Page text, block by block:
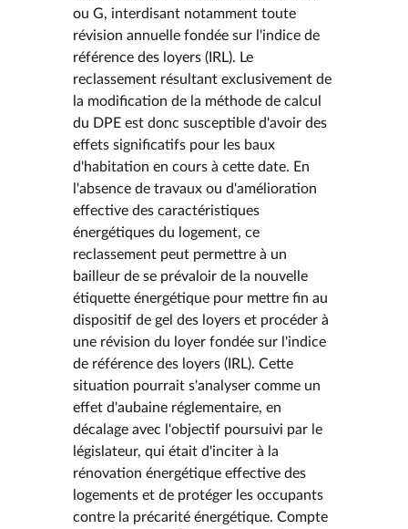
ou G, interdisant notamment toute
révision annuelle fondée sur l'indice de
référence des loyers (IRL). Le
reclassement résultant exclusivement de
la modification de la méthode de calcul
du DPE est donc susceptible d'avoir des
effets significatifs pour les baux
d'habitation en cours à cette date. En
l'absence de travaux ou d'amélioration
effective des caractéristiques
énergétiques du logement, ce
reclassement peut permettre à un
bailleur de se prévaloir de la nouvelle
étiquette énergétique pour mettre fin au
dispositif de gel des loyers et procéder à
une révision du loyer fondée sur l'indice
de référence des loyers (IRL). Cette
situation pourrait s'analyser comme un
effet d'aubaine réglementaire, en
décalage avec l'objectif poursuivi par le
législateur, qui était d'inciter à la
rénovation énergétique effective des
logements et de protéger les occupants
contre la précarité énergétique. Compte